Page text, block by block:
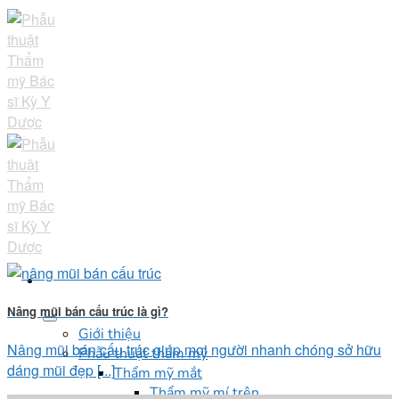
Skip
to
content
Giới thiệu
Phẫu thuật thẩm mỹ
Thẩm mỹ mắt
Thẩm mỹ mí trên
Nâng mũi bán cấu trúc là gì?
Nâng mũi bán cấu trúc giúp mọi người nhanh chóng sở hữu
dáng mũi đẹp [...]